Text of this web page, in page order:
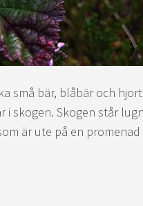
små bär, blåbär och
skogen. Skogen står
är ute på en